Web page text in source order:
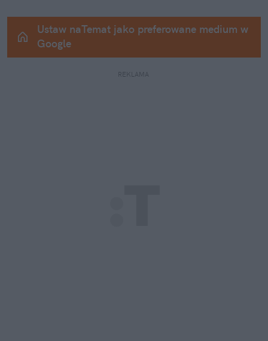
Ustaw naTemat jako preferowane medium w
Google
REKLAMA